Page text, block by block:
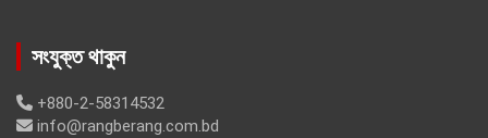
সংযুক্ত থাকুন
+880-2-58314532
info@rangberang.com.bd